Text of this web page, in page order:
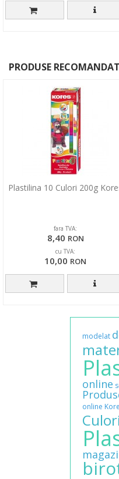
PRODUSE
Plastilina 10 Culori 200g
fara TVA:
8,40 RON
cu TVA:
10,00 RON
modelat
online
online
Culori